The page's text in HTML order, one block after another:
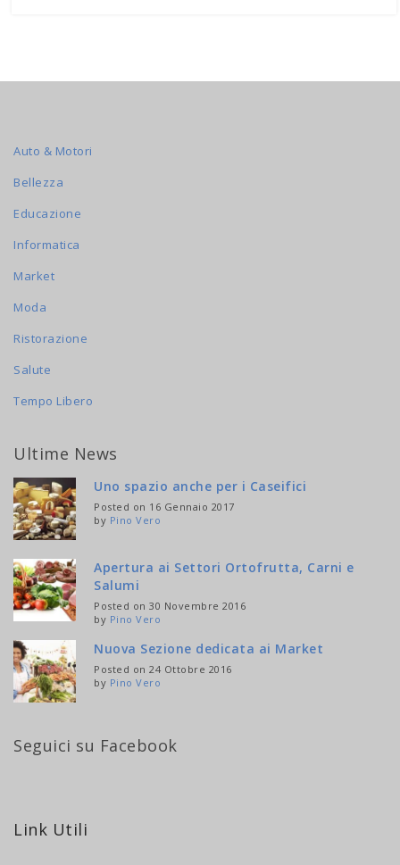
Auto & Motori
Bellezza
Educazione
Informatica
Market
Moda
Ristorazione
Salute
Tempo Libero
Ultime News
Uno spazio anche per i Caseifici
Posted on 16 Gennaio 2017
by Pino Vero
Apertura ai Settori Ortofrutta, Carni e
Salumi
Posted on 30 Novembre 2016
by Pino Vero
Nuova Sezione dedicata ai Market
Posted on 24 Ottobre 2016
by Pino Vero
Seguici su Facebook
Link Utili